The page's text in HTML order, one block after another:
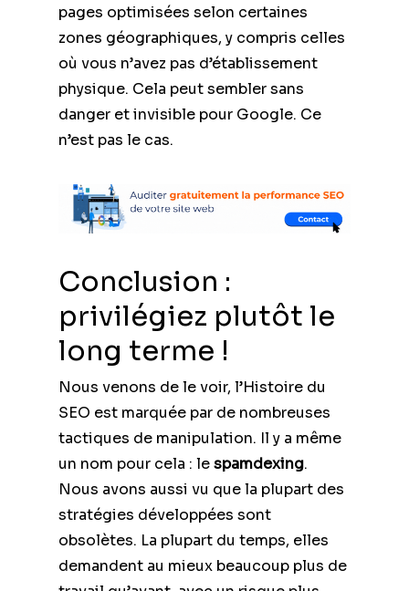
pages optimisées selon certaines
zones géographiques, y compris celles
où vous n’avez pas d’établissement
physique. Cela peut sembler sans
danger et invisible pour Google. Ce
n’est pas le cas.
Conclusion :
privilégiez plutôt le
long terme !
Nous venons de le voir, l’Histoire du
SEO est marquée par de nombreuses
tactiques de manipulation. Il y a même
un nom pour cela : lespamdexing.
Nous avons aussi vu que la plupart des
stratégies développées sont
obsolètes. La plupart du temps, elles
demandent au mieux beaucoup plus de